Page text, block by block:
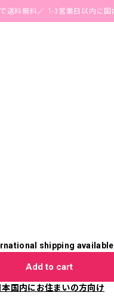
🪄 1-3営業日以内に国内発送🤍
shipping available
Add to cart
本国内にお住まいの方向け